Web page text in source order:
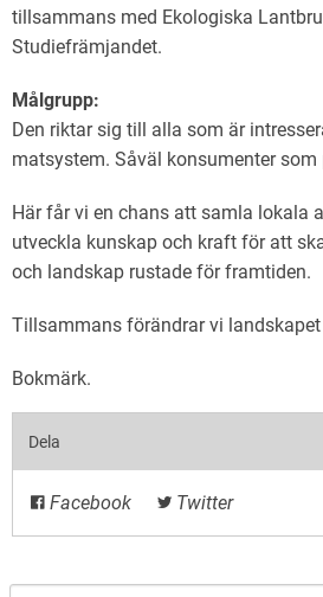
tillsammans med Ekologiska
Studiefrämjandet.
Målgrupp:
Den riktar sig till alla som är
matsystem. Såväl konsumenter som
Här får vi en chans att samla lokala
utveckla kunskap och kraft för att
och landskap rustade för framtiden.
Tillsammans förändrar vi
Bokmärk.
Dela
Facebook Twitter